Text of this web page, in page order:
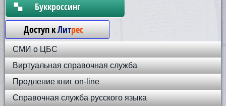
Бyккpoccинг
Доступ кЛитрес
СМИ о ЦБС
Виртуальная справочная служба
Продление книг on-line
Справочная служба русского языка